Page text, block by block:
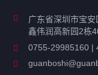
工业超声波清洗设
特种超声波洗净产
广东省深圳市宝
鑫伟润高新园2栋
0755-29985160 |